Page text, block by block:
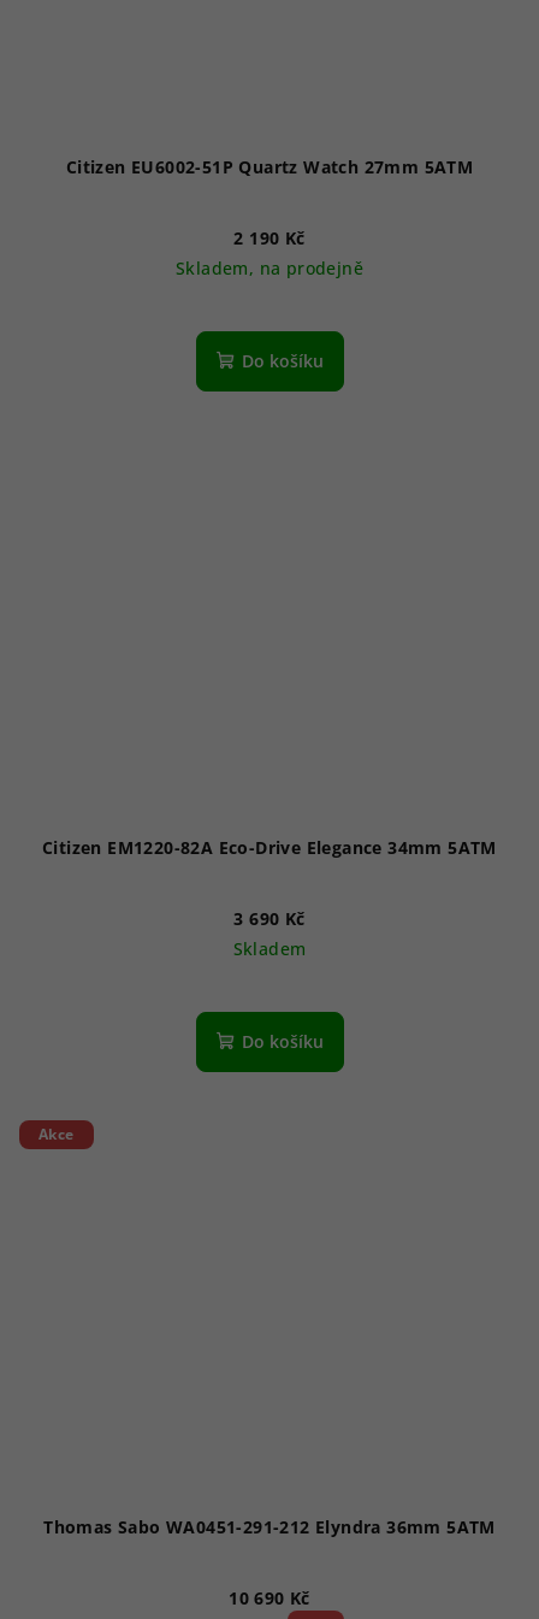
Citizen EU6002-51P Quartz Watch 27mm 5ATM
2 190 Kč
Skladem, na prodejně
Do košíku
Citizen EM1220-82A Eco-Drive Elegance 34mm 5ATM
3 690 Kč
Skladem
Do košíku
Akce
Thomas Sabo WA0451-291-212 Elyndra 36mm 5ATM
10 690 Kč